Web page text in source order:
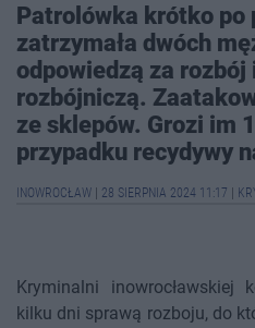
Patrolówka krótko po
zatrzymała dwóch
odpowiedzą za rozbój
rozbójniczą.
ze sklepów. Grozi im
przypadku recydywy
INOWROCŁAW 28 SIERPNIA 2024 11:17
Kryminalni
kilku dni sprawą rozboju, do